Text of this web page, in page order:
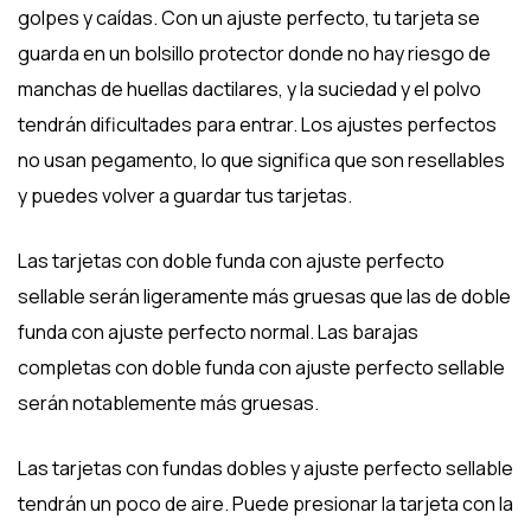
golpes y caídas. Con un ajuste perfecto, tu tarjeta se
guarda en un bolsillo protector donde no hay riesgo de
manchas de huellas dactilares, y la suciedad y el polvo
tendrán dificultades para entrar. Los ajustes perfectos
no usan pegamento, lo que significa que son resellables
y puedes volver a guardar tus tarjetas.
Las tarjetas con doble funda con ajuste perfecto
sellable serán ligeramente más gruesas que las de doble
funda con ajuste perfecto normal. Las barajas
completas con doble funda con ajuste perfecto sellable
serán notablemente más gruesas.
Las tarjetas con fundas dobles y ajuste perfecto sellable
tendrán un poco de aire. Puede presionar la tarjeta con la